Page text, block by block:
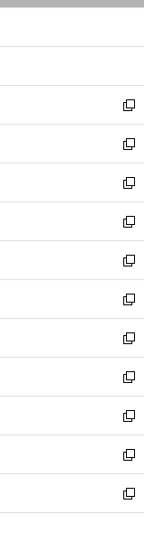
ン
ウ
開
く
新
し
い
ウ
ィ
ン
ド
ウ
で
開
く
新
し
い
ウ
ィ
ン
ド
ウ
で
開
く
新
し
い
ウ
ィ
ン
ド
ウ
で
開
く
新
し
い
ウ
ィ
ン
ド
ウ
で
開
く
新
し
い
ウ
ィ
ン
ド
ウ
で
開
く
新
し
い
ウ
ィ
ン
ド
ウ
で
開
く
新
し
い
ウ
ィ
ン
ド
ウ
で
開
新
し
い
ウ
ィ
ン
ド
ウ
新
し
い
ウ
ィ
ン
新
し
い
ウ
新
し